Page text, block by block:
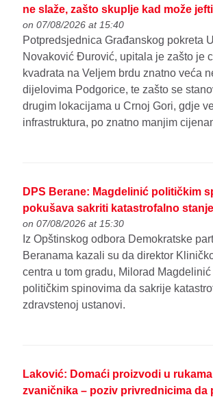
ne slaže, zašto skuplje kad može
on 07/08/2026 at 15:40
Potpredsjednica Građanskog pokreta
Novaković Đurović, upitala je zašto je
kvadrata na Veljem brdu znatno veća
dijelovima Podgorice, te zašto se
drugim lokacijama u Crnoj Gori, gdje
infrastruktura, po znatno manjim
DPS Berane: Magdelinić političkim
pokušava sakriti katastrofalno
on 07/08/2026 at 15:30
Iz Opštinskog odbora Demokratske
Beranama kazali su da direktor
centra u tom gradu, Milorad
političkim spinovima da sakrije
zdravstenoj ustanovi.
Laković: Domaći proizvodi u
zvaničnika – poziv privrednicima da